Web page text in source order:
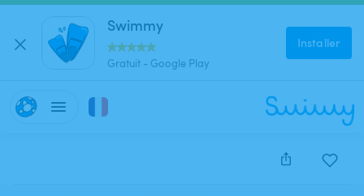
Swimmy
Gratuit - Google Play
Installer